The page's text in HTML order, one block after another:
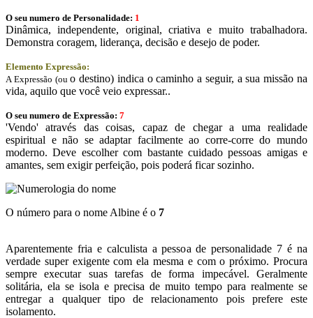
O seu numero de Personalidade: 1
Dinâmica, independente, original, criativa e muito trabalhadora.
Demonstra coragem, liderança, decisão e desejo de poder.
Elemento Expressão:
A Expressão (ouo destino) indica o caminho a seguir, a sua missão na
vida, aquilo que você veio expressar..
O seu numero de Expressão: 7
'Vendo' através das coisas, capaz de chegar a uma realidade
espiritual e não se adaptar facilmente ao corre-corre do mundo
moderno. Deve escolher com bastante cuidado pessoas amigas e
amantes, sem exigir perfeição, pois poderá ficar sozinho.
O número para o nome Albine é o 7
Aparentemente fria e calculista a pessoa de personalidade 7 é na
verdade super exigente com ela mesma e com o próximo. Procura
sempre executar suas tarefas de forma impecável. Geralmente
solitária, ela se isola e precisa de muito tempo para realmente se
entregar a qualquer tipo de relacionamento pois prefere este
isolamento.